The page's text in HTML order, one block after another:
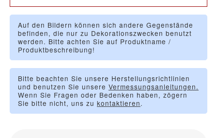
Auf den Bildern können sich andere Gegenstände
befinden, die nur zu Dekorationszwecken benutzt
werden. Bitte achten Sie auf Produktname /
Produktbeschreibung!
Bitte beachten Sie unsere Herstellungsrichtlinien
und benutzen Sie unsere Vermessungsanleitungen.
Wenn Sie Fragen oder Bedenken haben, zögern
Sie bitte nicht, uns zu kontaktieren.